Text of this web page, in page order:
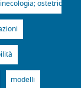
ostetricia;
modelli